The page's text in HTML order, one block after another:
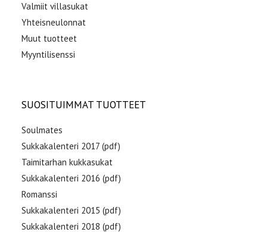
Valmiit villasukat
Yhteisneulonnat
Muut tuotteet
Myyntilisenssi
SUOSITUIMMAT TUOTTEET
Soulmates
Sukkakalenteri 2017 (pdf)
Taimitarhan kukkasukat
Sukkakalenteri 2016 (pdf)
Romanssi
Sukkakalenteri 2015 (pdf)
Sukkakalenteri 2018 (pdf)